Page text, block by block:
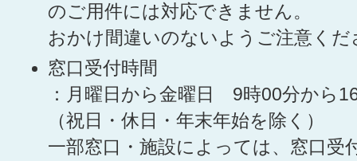
のご用件には対応できません。
おかけ間違いのないようご注意くだ
窓口受付時間
：月曜日から金曜日 9時00分から
（祝日・休日・年末年始を除く）
一部窓口・施設によっては、窓口受